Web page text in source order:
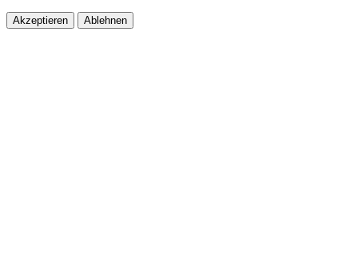
Akzeptieren Ablehnen